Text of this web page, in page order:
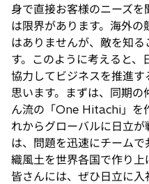
身で直接お客様のニーズ
は限界があります。海外
はありませんが、敵を知
す。このように考えると
協力してビジネスを推進
思います。まずは、同期
ん流の「One Hitachi」を
れからグローバルに日立
は、問題を迅速にチーム
織風土を世界各国で作り上
皆さんには、ぜひ日立に